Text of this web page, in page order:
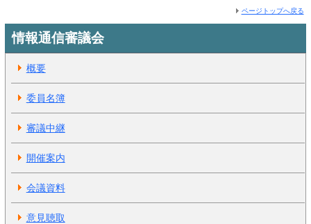
ページトップへ戻る
情報通信審議会
概要
委員名簿
審議中継
開催案内
会議資料
意見聴取